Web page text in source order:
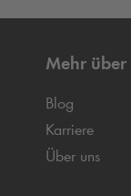
Mehr über
Blog
Karriere
Über uns